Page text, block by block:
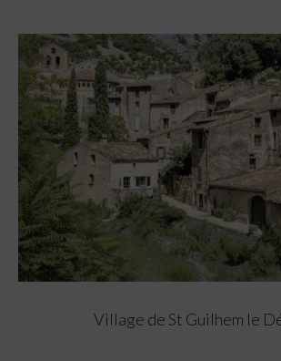
Village de St Guilhem le